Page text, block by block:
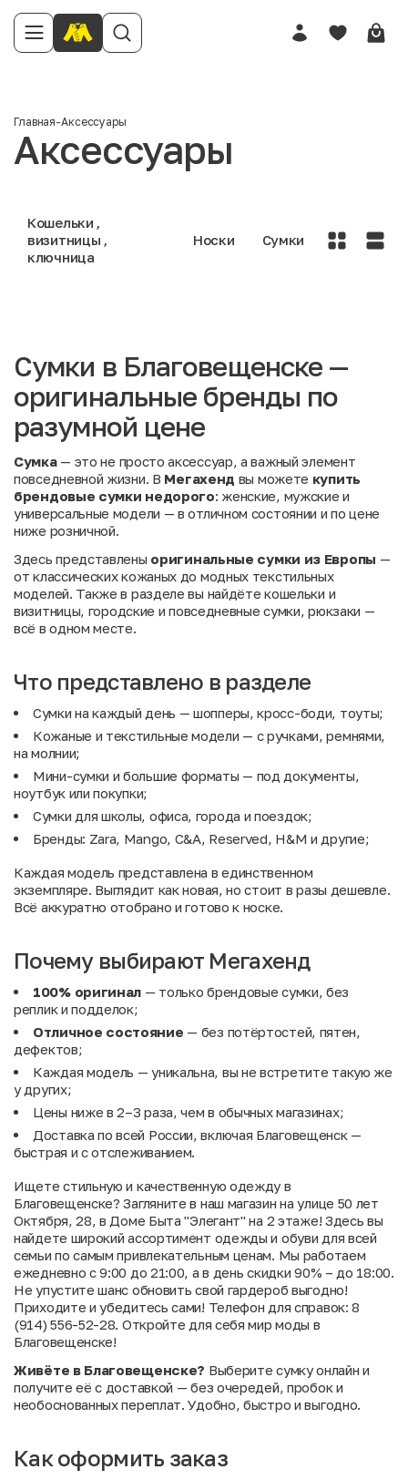
Главная-Аксессуары
Аксессуары
Кошельки ,
визитницы ,
ключница
Носки Сумки
Сумки в Благовещенске —
оригинальные бренды по
разумной цене
Сумка— это не просто аксессуар, а важный элемент
повседневной жизни. В Мегахенд вы можете купить
брендовые сумки недорого: женские, мужские и
универсальные модели — в отличном состоянии и по цене
ниже розничной.
Здесь представлены оригинальные сумки из Европы —
от классических кожаных до модных текстильных
моделей. Также в разделе вы найдётекошельки и
визитницы, городские и повседневные сумки,рюкзаки —
всё в одном месте.
Что представлено в разделе
Сумки на каждый день — шопперы, кросс-боди, тоуты;
Кожаные и текстильные модели — с ручками, ремнями,
на молнии;
Мини-сумки и большие форматы — под документы,
ноутбук или покупки;
Сумки для школы, офиса, города и поездок;
Бренды: Zara, Mango, C&A, Reserved, H&M и другие;
Каждая модель представлена в единственном
экземпляре. Выглядит как новая, но стоит в разы дешевле.
Всё аккуратно отобрано и готово к носке.
Почему выбирают Мегахенд
100% оригинал — только брендовые сумки, без
реплик и подделок;
Отличное состояние — без потёртостей, пятен,
дефектов;
Каждая модель — уникальна, вы не встретите такую же
у других;
Цены ниже в 2–3 раза, чем в обычных магазинах;
Доставка по всей России, включая Благовещенск —
быстрая и с отслеживанием.
Ищете стильную и качественную одежду в
Благовещенске? Загляните в наш магазин на улице 50 лет
Октября, 28, в Доме Быта "Элегант" на 2 этаже! Здесь вы
найдете широкий ассортимент одежды и обуви для всей
семьи по самым привлекательным ценам. Мы работаем
ежедневно с 9:00 до 21:00, а в день скидки 90% – до 18:00.
Не упустите шанс обновить свой гардероб выгодно!
Приходите и убедитесь сами! Телефон для справок: 8
(914) 556-52-28. Откройте для себя мир моды в
Благовещенске!
Живёте в Благовещенске? Выберите сумку онлайн и
получите её с доставкой — без очередей, пробок и
необоснованных переплат. Удобно, быстро и выгодно.
Как оформить заказ